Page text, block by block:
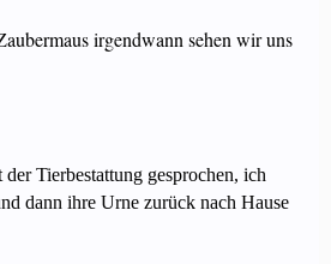
irgendwann sehen wir uns
Tierbestattung gesprochen, ich
dann ihre Urne zurück nach Hause